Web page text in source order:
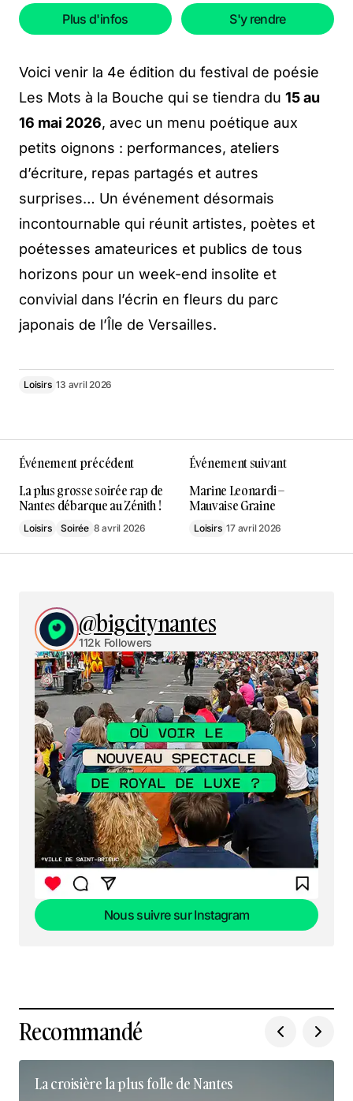
Plus d'infos S'y rendre
Voici venir la 4e édition du festival de poésie
Les Mots à la Bouche qui se tiendra du 15 au
16 mai 2026, avec un menu poétique aux
petits oignons : performances, ateliers
d’écriture, repas partagés et autres
surprises… Un événement désormais
incontournable qui réunit artistes, poètes et
poétesses amateurices et publics de tous
horizons pour un week-end insolite et
convivial dans l’écrin en fleurs du parc
japonais de l’Île de Versailles.
Loisirs 13 avril 2026
Événement précédent
La plus grosse soirée rap de
Nantes débarque au Zénith !
Loisirs Soirée 8 avril 2026
Événement suivant
Marine Leonardi –
Mauvaise Graine
Loisirs 17 avril 2026
@bigcitynantes
112k Followers
Nous suivre sur Instagram
Recommandé
La croisière la plus folle de Nantes